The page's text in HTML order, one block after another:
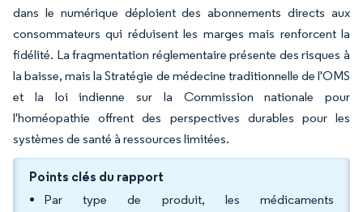
dans le numérique déploient des abonnements directs aux
consommateurs qui réduisent les marges mais renforcent la
fidélité. La fragmentation réglementaire présente des risques à
la baisse, mais la Stratégie de médecine traditionnelle de l'OMS
et la loi indienne sur la Commission nationale pour
l'homéopathie offrent des perspectives durables pour les
systèmes de santé à ressources limitées.
Points clés du rapport
Par type de produit, les médicaments